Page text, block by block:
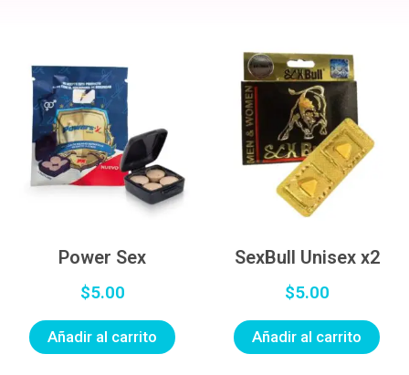
Power Sex
$5.00
Añadir al carrito
SexBull Unisex x2
$5.00
Añadir al carrito